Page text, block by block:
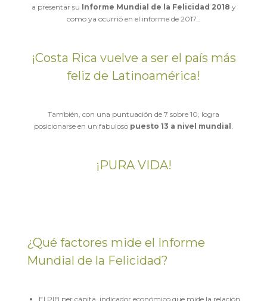
a presentar su Informe Mundial de la Felicidad 2018 y
como ya ocurrió en el informe de 2017…
¡Costa Rica vuelve a ser el país más
feliz de Latinoamérica!
También, con una puntuación de 7 sobre 10, logra
posicionarse en un fabuloso puesto 13 a nivel mundial
¡PURA VIDA!
¿Qué factores mide el Informe
Mundial de la Felicidad?
El PIB per cápita, indicador económico que mide la relación